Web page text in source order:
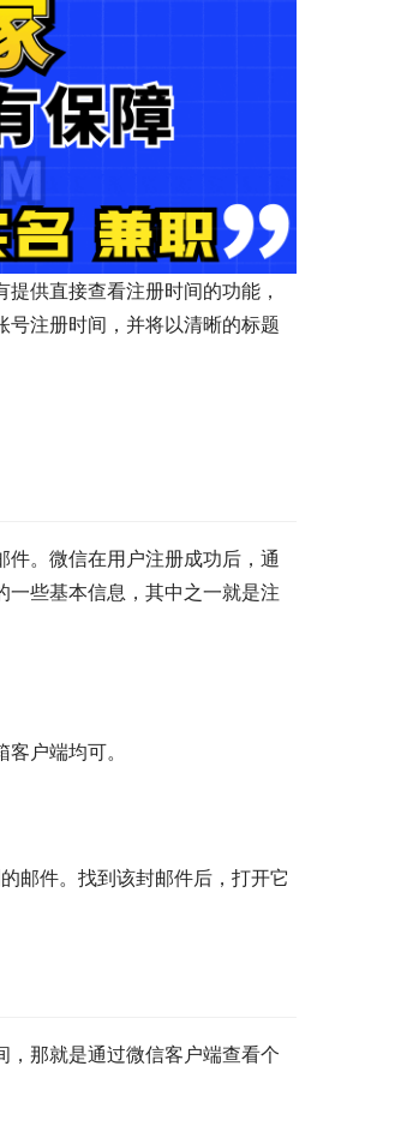
供直接查看注册时间的功能，
注册时间，并将以清晰的标题
。微信在用户注册成功后，通
些基本信息，其中之一就是注
户端均可。
邮件。找到该封邮件后，打开它
那就是通过微信客户端查看个